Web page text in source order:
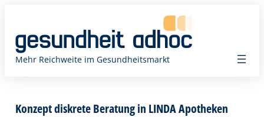
springen
Mehr Reichweite im Gesundheitsmarkt
Konzept diskrete Beratung in LINDA Apotheken